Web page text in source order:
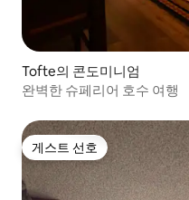
Tofte의 콘도미니엄
완벽한 슈페리어 호수 여행
게스트 선호
게스트 선호